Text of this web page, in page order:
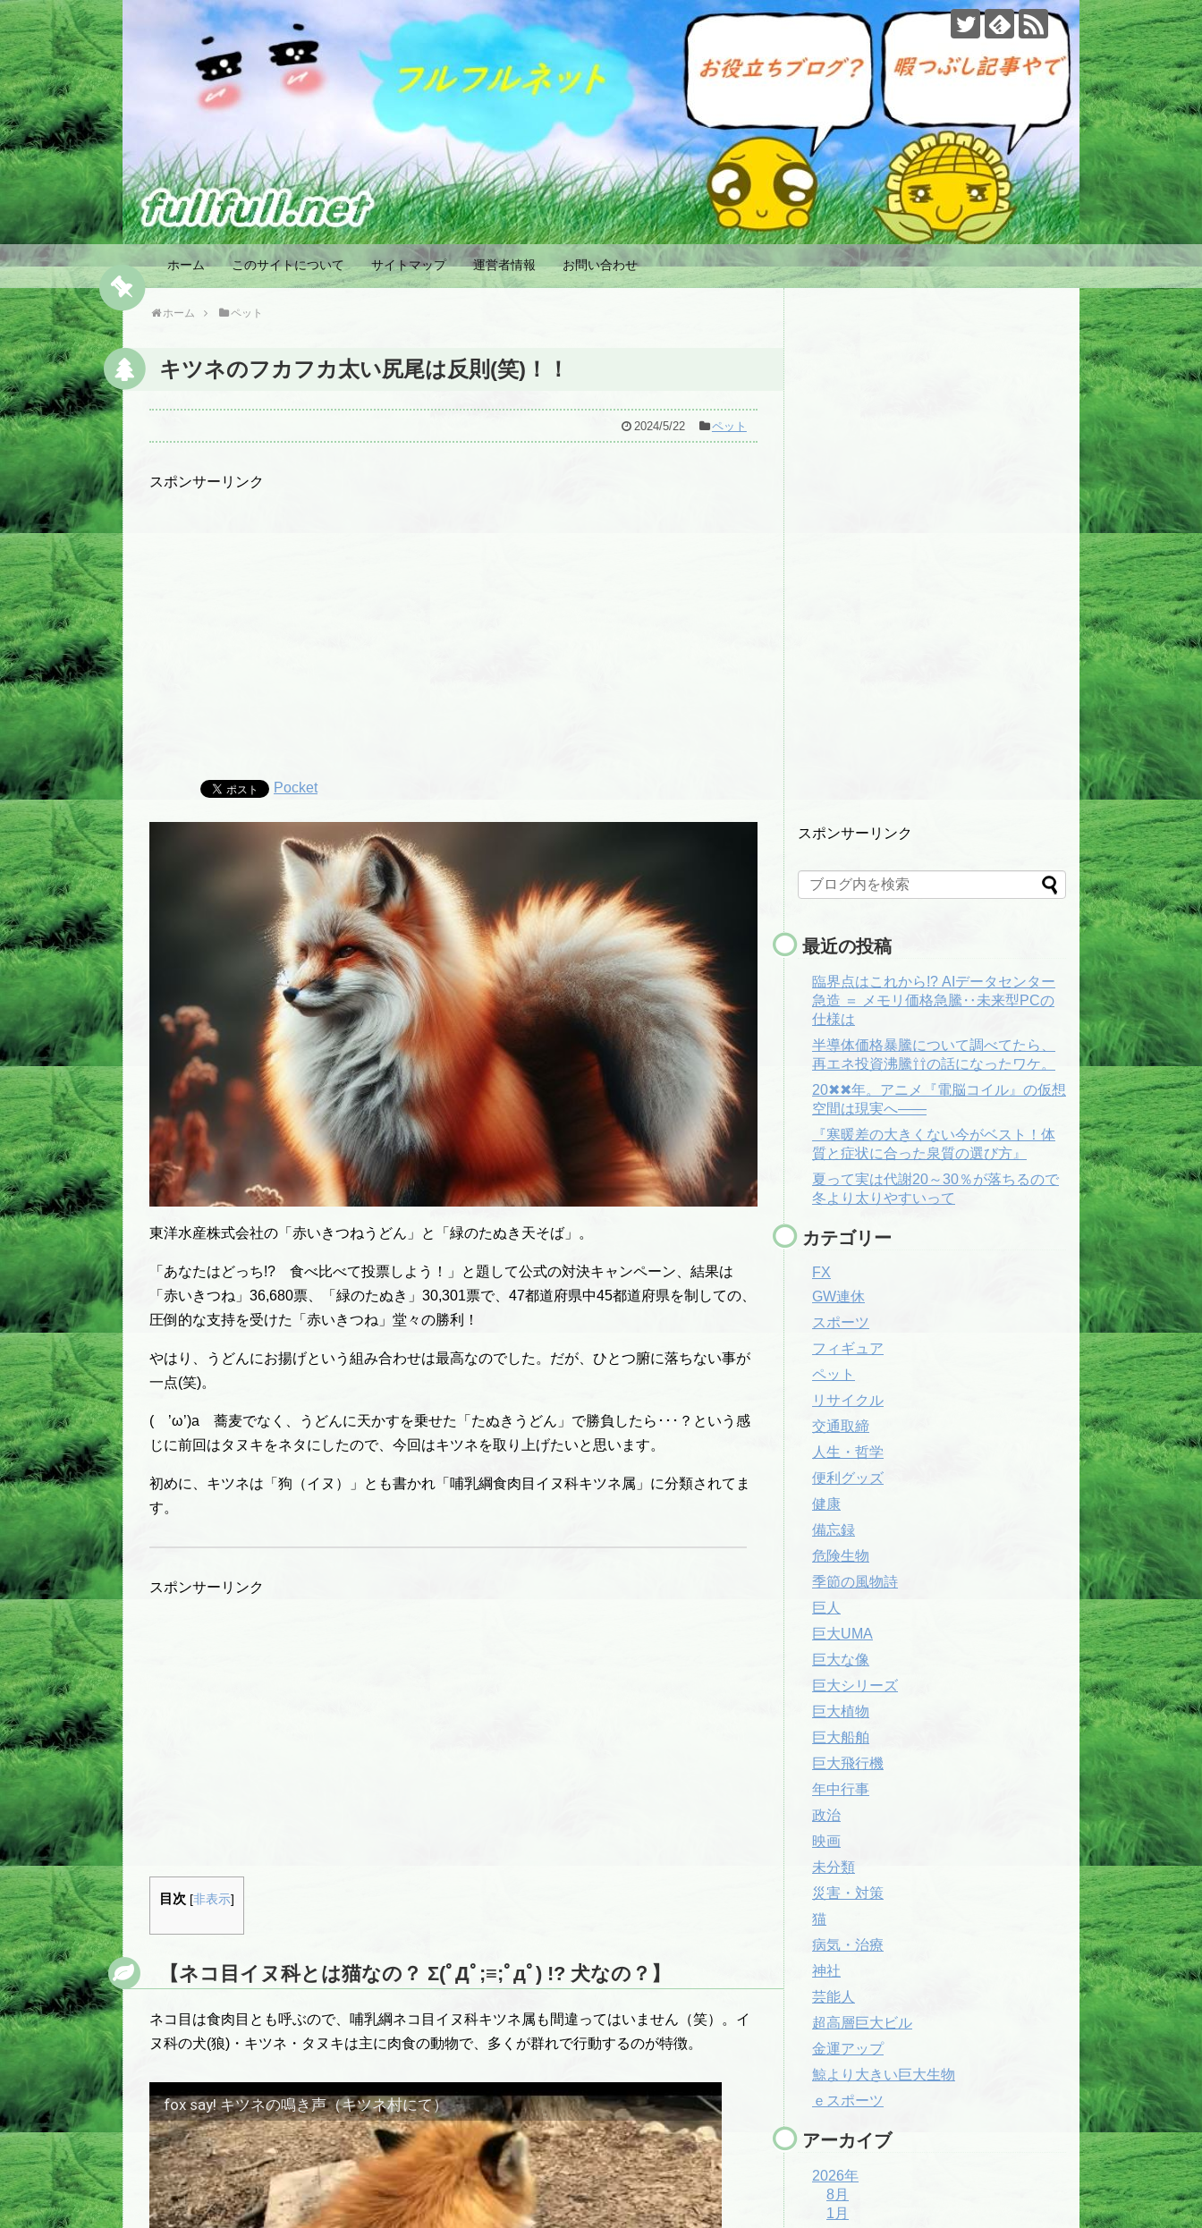
ホーム このサイトについて サイトマップ 運営者情報 お問い合わせ
ホーム ペット
キツネのフカフカ太い尻尾は反則(笑)！！
2024/5/22 ペット
スポンサーリンク
Pocket
東洋水産株式会社の「赤いきつねうどん」と「緑のたぬき天そば」。
「あなたはどっち!? 食べ比べて投票しよう！」と題して公式の対決キャンペーン、結果は
「赤いきつね」36,680票、「緑のたぬき」30,301票で、47都道府県中45都道府県を制しての、
圧倒的な支持を受けた「赤いきつね」堂々の勝利！
やはり、うどんにお揚げという組み合わせは最高なのでした。だが、ひとつ腑に落ちない事が
一点(笑)。
( ’ω’)a 蕎麦でなく、うどんに天かすを乗せた「たぬきうどん」で勝負したら･･･？という感
じに前回はタヌキをネタにしたので、今回はキツネを取り上げたいと思います。
初めに、キツネは「狗（イヌ）」とも書かれ「哺乳綱食肉目イヌ科キツネ属」に分類されてま
す。
スポンサーリンク
目次 [非表示]
【ネコ目イヌ科とは猫なの？ Σ(ﾟДﾟ;≡;ﾟдﾟ) !? 犬なの？】
ネコ目は食肉目とも呼ぶので、哺乳綱ネコ目イヌ科キツネ属も間違ってはいません（笑）。イ
ヌ科の犬(狼)・キツネ・タヌキは主に肉食の動物で、多くが群れで行動するのが特徴。
fox say! キツネの鳴き声（キツネ村にて）
スポンサーリンク
最近の投稿
臨界点はこれから!? AIデータセンター
急造 ＝ メモリ価格急騰‥未来型PCの
仕様は
半導体価格暴騰について調べてたら、
再エネ投資沸騰⇧⇧の話になったワケ。
20✖✖年。アニメ『電脳コイル』の仮想
空間は現実へ――
『寒暖差の大きくない今がベスト！体
質と症状に合った泉質の選び方』
夏って実は代謝20～30％が落ちるので
冬より太りやすいって
カテゴリー
FX
GW連休
スポーツ
フィギュア
ペット
リサイクル
交通取締
人生・哲学
便利グッズ
健康
備忘録
危険生物
季節の風物詩
巨人
巨大UMA
巨大な像
巨大シリーズ
巨大植物
巨大船舶
巨大飛行機
年中行事
政治
映画
未分類
災害・対策
猫
病気・治療
神社
芸能人
超高層巨大ビル
金運アップ
鯨より大きい巨大生物
ｅスポーツ
アーカイブ
2026年
8月
1月